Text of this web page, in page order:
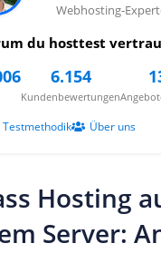
Webhosting-
du hosttest
6.154
Kundenbewertungen
Testmethodik Über uns
Hosting
Server: